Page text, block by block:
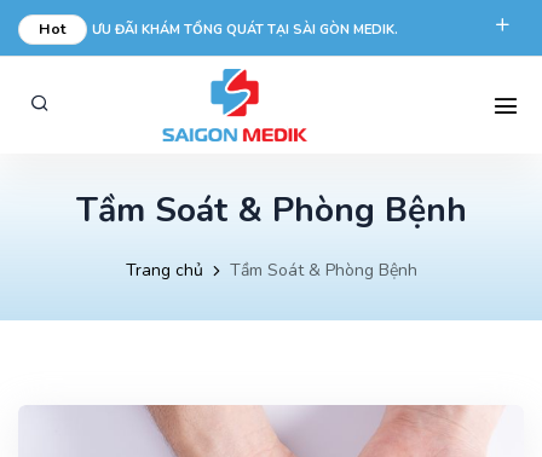
Hot ƯU ĐÃI KHÁM TỔNG QUÁT TẠI SÀI GÒN MEDIK.
phongkham@saigonmedik.com
Tầm Soát & Phòng Bệnh
Trang chủ Tầm Soát & Phòng Bệnh